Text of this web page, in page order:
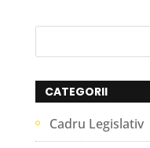
CATEGORII
Cadru Legislativ